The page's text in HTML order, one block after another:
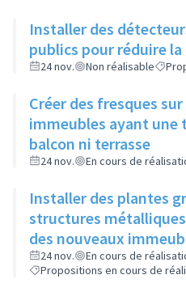
Installer des
publics pour réduire
24 nov. Non réalisable
Créer des fresques
immeubles ayant une
balcon ni terrasse
24 nov. En cours de
Installer des plantes
structures
des nouveaux
24 nov.
En cours de
Propositions en cours de